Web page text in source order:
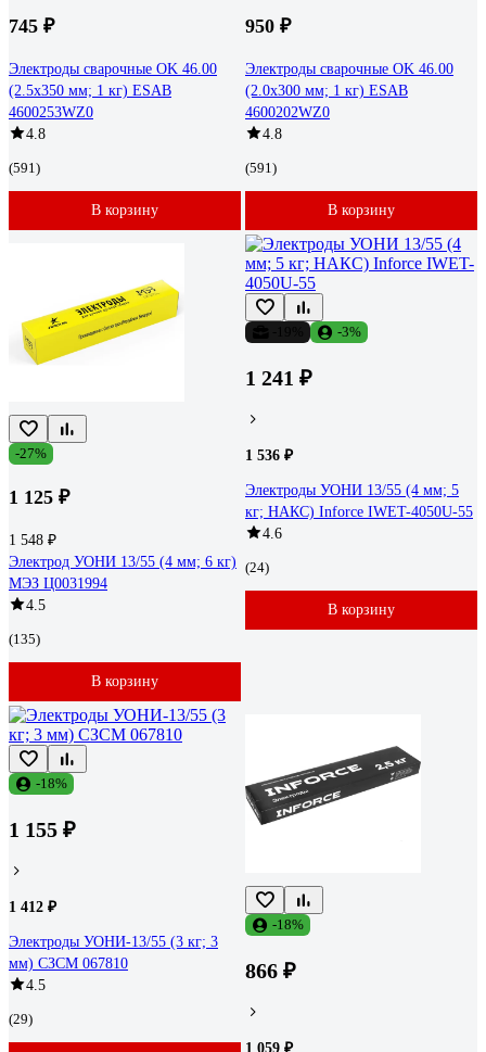
745 ₽
Электроды сварочные OK 46.00
(2.5х350 мм; 1 кг) ESAB
4600253WZ0
4.8
(591)
В корзину
950 ₽
Электроды сварочные OK 46.00
(2.0х300 мм; 1 кг) ESAB
4600202WZ0
4.8
(591)
В корзину
-27%
1 125 ₽
1 548 ₽
Электрод УОНИ 13/55 (4 мм; 6 кг)
МЭЗ Ц0031994
4.5
(135)
В корзину
-3%
1 241 ₽
1 536 ₽
Электроды УОНИ 13/55 (4 мм; 5
кг; НАКС) Inforce IWET-4050U-55
4.6
(24)
В корзину
-18%
1 155 ₽
1 412 ₽
Электроды УОНИ-13/55 (3 кг; 3
мм) СЗСМ 067810
4.5
(29)
-18%
866 ₽
1 059 ₽